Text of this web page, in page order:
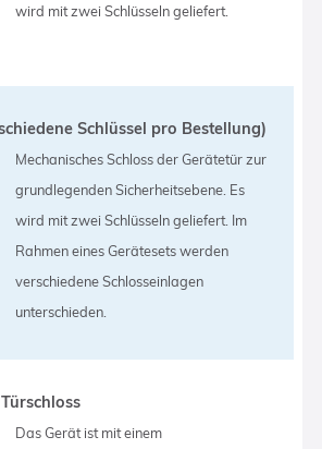
wird mit zwei Schlüsseln geliefert.
Schlüssel pro Bestellung)
Mechanisches Schloss der Gerätetür zur
grundlegenden Sicherheitsebene. Es
wird mit zwei Schlüsseln geliefert. Im
Rahmen eines Gerätesets werden
verschiedene Schlosseinlagen
unterschieden.
Das Gerät ist mit einem